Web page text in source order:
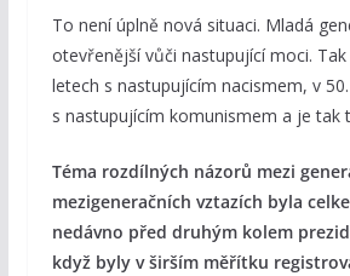
To není úplně nová situaci. Mladá
otevřenější vůči nastupující moci.
letech s nastupujícím nacismem, v
s nastupujícím komunismem a je tak
Téma rozdílných názorů mezi
mezigeneračních vztazích byla
nedávno před druhým kolem
když byly v širším měřítku